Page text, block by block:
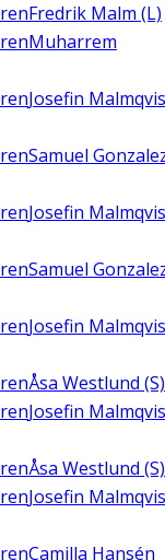
Fredrik Malm (L)
Muharrem
Josefin
Samuel
Josefin
Samuel
Josefin
Åsa Westlund (S)
Josefin
Åsa Westlund (S)
Josefin
Camilla Hansén